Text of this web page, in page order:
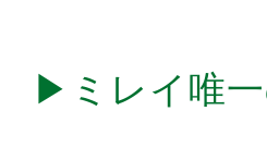
▶ミレイ唯